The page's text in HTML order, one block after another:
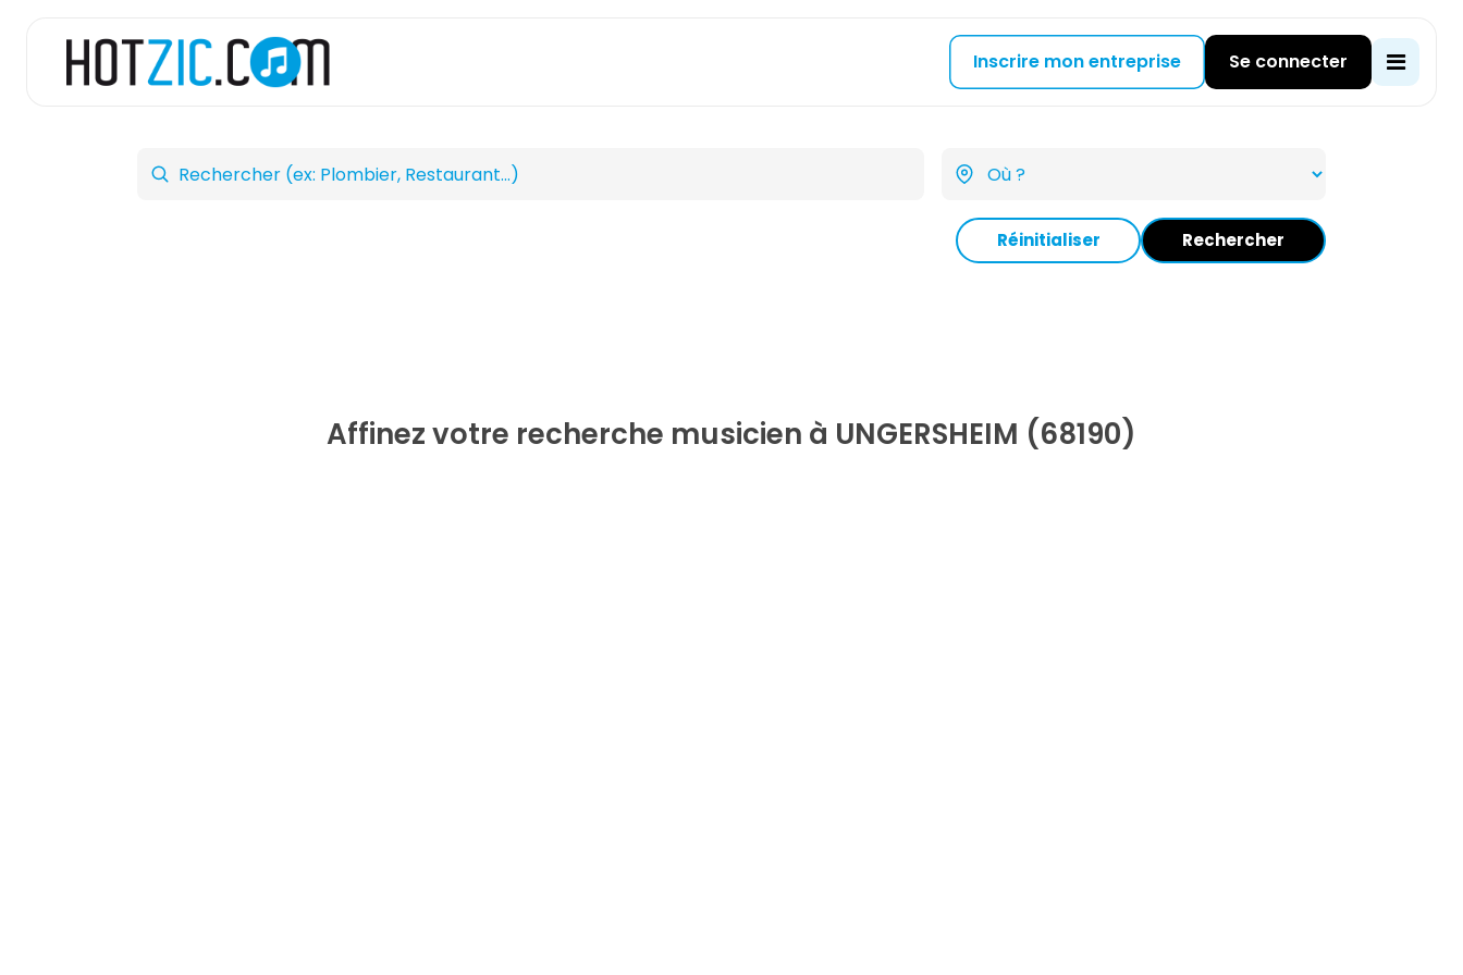
Inscrire mon entreprise Se connecter
Réinitialiser Rechercher
Affinez votre recherche musicien à UNGERSHEIM (68190)